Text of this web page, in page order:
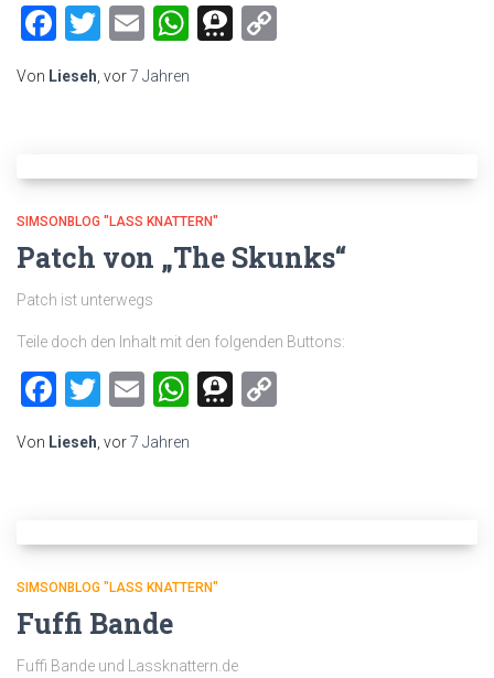
Facebook
Twitter
EmailWhatsApp
Threema
Von Lieseh , vor7 Jahren
SIMSONBLOG "LASS KNATTERN"
Patch von „The Skunks“
Patch ist unterwegs
Teile doch den Inhalt mit den folgenden Buttons:
Facebook
Twitter
EmailWhatsApp
Threema
Von Lieseh , vor7 Jahren
SIMSONBLOG "LASS KNATTERN"
Fuffi Bande
Fuffi Bande und Lassknattern.de